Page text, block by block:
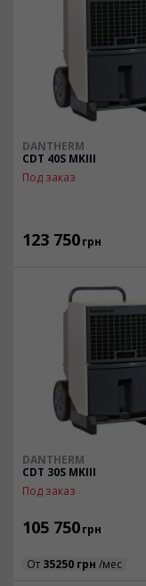
DANTHERM
CDT 40S MKIII
Под заказ
123 750грн
DANTHERM
CDT 30S MKIII
Под заказ
105 750грн
От 35250 грн /мес